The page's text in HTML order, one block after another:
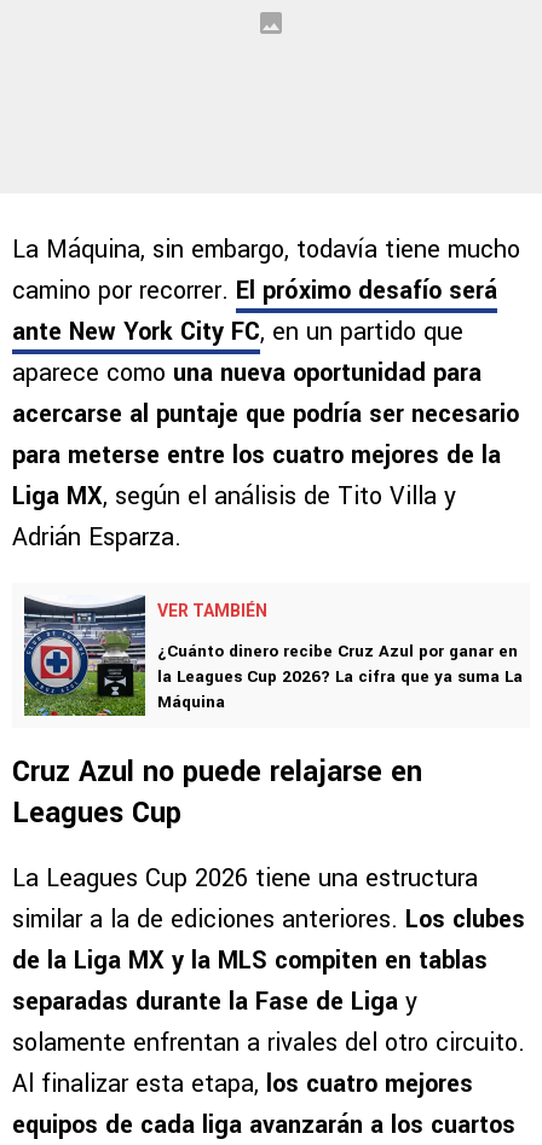
La Máquina, sin embargo, todavía tiene mucho
camino por recorrer. El próximo desafío será
ante New York City FC, en un partido que
aparece como una nueva oportunidad para
acercarse al puntaje que podría ser necesario
para meterse entre los cuatro mejores de la
Liga MX, según el análisis de Tito Villa y
Adrián Esparza.
VER TAMBIÉN
¿Cuánto dinero recibe Cruz Azul por ganar en
la Leagues Cup 2026? La cifra que ya suma La
Máquina
Cruz Azul no puede relajarse en
Leagues Cup
La Leagues Cup 2026 tiene una estructura
similar a la de ediciones anteriores. Los clubes
de la Liga MX y la MLS compiten en tablas
separadas durante la Fase de Liga y
solamente enfrentan a rivales del otro circuito.
Al finalizar esta etapa, los cuatro mejores
equipos de cada liga avanzarán a los cuartos